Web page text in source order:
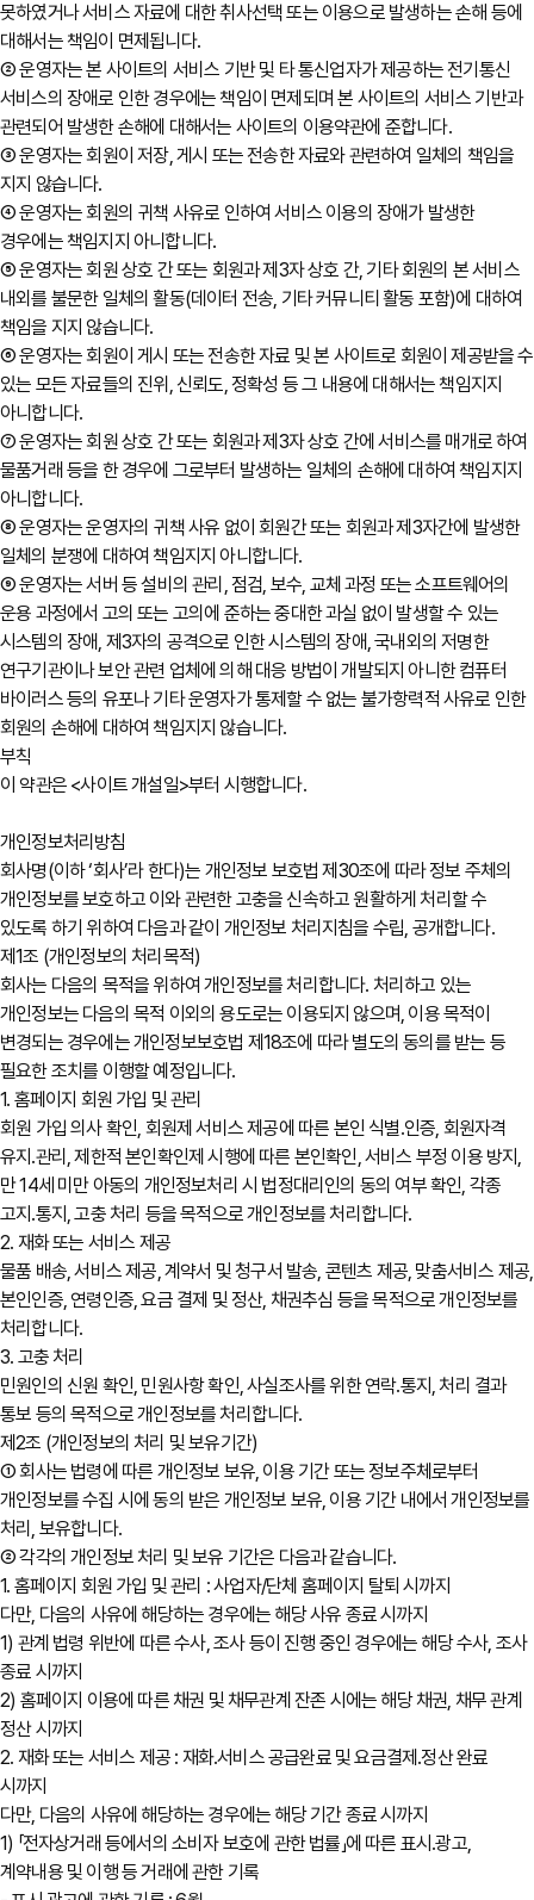
못하였거나 서비스 자료에 대한 취사선택 또는 이용으로 발생하는 손해 등에
대해서는 책임이 면제됩니다.
② 운영자는 본 사이트의 서비스 기반 및 타 통신업자가 제공하는 전기통신
서비스의 장애로 인한 경우에는 책임이 면제되며 본 사이트의 서비스 기반과
관련되어 발생한 손해에 대해서는 사이트의 이용약관에 준합니다.
③ 운영자는 회원이 저장, 게시 또는 전송한 자료와 관련하여 일체의 책임을
지지 않습니다.
④ 운영자는 회원의 귀책 사유로 인하여 서비스 이용의 장애가 발생한
경우에는 책임지지 아니합니다.
⑤ 운영자는 회원 상호 간 또는 회원과 제3자 상호 간, 기타 회원의 본 서비스
내외를 불문한 일체의 활동(데이터 전송, 기타 커뮤니티 활동 포함)에 대하여
책임을 지지 않습니다.
⑥ 운영자는 회원이 게시 또는 전송한 자료 및 본 사이트로 회원이 제공받을 수
있는 모든 자료들의 진위, 신뢰도, 정확성 등 그 내용에 대해서는 책임지지
아니합니다.
⑦ 운영자는 회원 상호 간 또는 회원과 제3자 상호 간에 서비스를 매개로 하여
물품거래 등을 한 경우에 그로부터 발생하는 일체의 손해에 대하여 책임지지
아니합니다.
⑧ 운영자는 운영자의 귀책 사유 없이 회원간 또는 회원과 제3자간에 발생한
일체의 분쟁에 대하여 책임지지 아니합니다.
⑨ 운영자는 서버 등 설비의 관리, 점검, 보수, 교체 과정 또는 소프트웨어의
운용 과정에서 고의 또는 고의에 준하는 중대한 과실 없이 발생할 수 있는
시스템의 장애, 제3자의 공격으로 인한 시스템의 장애, 국내외의 저명한
연구기관이나 보안 관련 업체에 의해 대응 방법이 개발되지 아니한 컴퓨터
바이러스 등의 유포나 기타 운영자가 통제할 수 없는 불가항력적 사유로 인한
회원의 손해에 대하여 책임지지 않습니다.
부칙
이 약관은 <사이트 개설일>부터 시행합니다.
개인정보처리방침
회사명(이하 ‘회사’라 한다)는 개인정보 보호법 제30조에 따라 정보 주체의
개인정보를 보호하고 이와 관련한 고충을 신속하고 원활하게 처리할 수
있도록 하기 위하여 다음과 같이 개인정보 처리지침을 수립, 공개합니다.
제1조 (개인정보의 처리목적)
회사는 다음의 목적을 위하여 개인정보를 처리합니다. 처리하고 있는
개인정보는 다음의 목적 이외의 용도로는 이용되지 않으며, 이용 목적이
변경되는 경우에는 개인정보보호법 제18조에 따라 별도의 동의를 받는 등
필요한 조치를 이행할 예정입니다.
1. 홈페이지 회원 가입 및 관리
회원 가입 의사 확인, 회원제 서비스 제공에 따른 본인 식별․인증, 회원자격
유지․관리, 제한적 본인확인제 시행에 따른 본인확인, 서비스 부정 이용 방지,
만 14세 미만 아동의 개인정보처리 시 법정대리인의 동의 여부 확인, 각종
고지․통지, 고충 처리 등을 목적으로 개인정보를 처리합니다.
2. 재화 또는 서비스 제공
물품 배송, 서비스 제공, 계약서 및 청구서 발송, 콘텐츠 제공, 맞춤서비스 제공,
본인인증, 연령인증, 요금 결제 및 정산, 채권추심 등을 목적으로 개인정보를
처리합니다.
3. 고충 처리
민원인의 신원 확인, 민원사항 확인, 사실조사를 위한 연락․통지, 처리 결과
통보 등의 목적으로 개인정보를 처리합니다.
제2조 (개인정보의 처리 및 보유기간)
① 회사는 법령에 따른 개인정보 보유, 이용 기간 또는 정보주체로부터
개인정보를 수집 시에 동의 받은 개인정보 보유, 이용 기간 내에서 개인정보를
처리, 보유합니다.
② 각각의 개인정보 처리 및 보유 기간은 다음과 같습니다.
1. 홈페이지 회원 가입 및 관리 : 사업자/단체 홈페이지 탈퇴 시까지
다만, 다음의 사유에 해당하는 경우에는 해당 사유 종료 시까지
1) 관계 법령 위반에 따른 수사, 조사 등이 진행 중인 경우에는 해당 수사, 조사
종료 시까지
2) 홈페이지 이용에 따른 채권 및 채무관계 잔존 시에는 해당 채권, 채무 관계
정산 시까지
2. 재화 또는 서비스 제공 : 재화․서비스 공급완료 및 요금결제․정산 완료
시까지
다만, 다음의 사유에 해당하는 경우에는 해당 기간 종료 시까지
1) 「전자상거래 등에서의 소비자 보호에 관한 법률」에 따른 표시․광고,
계약내용 및 이행 등 거래에 관한 기록